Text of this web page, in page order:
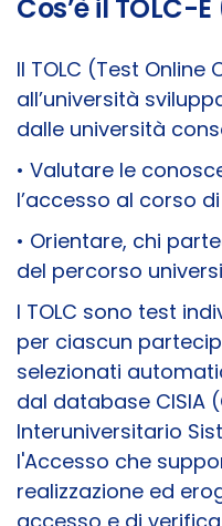
Cos’è il TOLC-
Il TOLC (Test Online
all’università
dalle università
• Valutare le
l’accesso al corso
• Orientare, chi
del percorso
I TOLC sono test
per ciascun
selezionati
dal database CISIA
Interuniversitario
l'Accesso che
realizzazione ed